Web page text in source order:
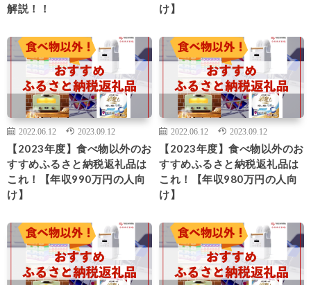
解説！！
け】
2022.06.12 2023.09.12
【2023年度】食べ物以外のお
すすめふるさと納税返礼品は
これ！【年収990万円の人向
け】
2022.06.12 2023.09.12
【2023年度】食べ物以外のお
すすめふるさと納税返礼品は
これ！【年収980万円の人向
け】